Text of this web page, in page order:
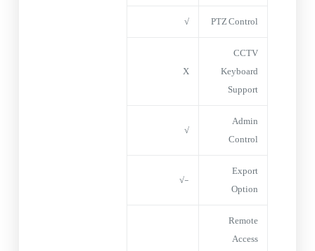
PTZ Control
√
CCTV
Keyboard
Support
X
Admin
Control
√
Export
Option
-√
Remote
Access